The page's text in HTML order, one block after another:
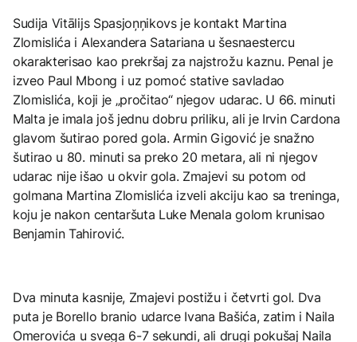
Sudija Vitālijs Spasjoņņikovs je kontakt Martina
Zlomislića i Alexandera Satariana u šesnaestercu
okarakterisao kao prekršaj za najstrožu kaznu. Penal je
izveo Paul Mbong i uz pomoć stative savladao
Zlomislića, koji je „pročitao“ njegov udarac. U 66. minuti
Malta je imala još jednu dobru priliku, ali je Irvin Cardona
glavom šutirao pored gola. Armin Gigović je snažno
šutirao u 80. minuti sa preko 20 metara, ali ni njegov
udarac nije išao u okvir gola. Zmajevi su potom od
golmana Martina Zlomislića izveli akciju kao sa treninga,
koju je nakon centaršuta Luke Menala golom krunisao
Benjamin Tahirović.
Dva minuta kasnije, Zmajevi postižu i četvrti gol. Dva
puta je Borello branio udarce Ivana Bašića, zatim i Naila
Omerovića u svega 6-7 sekundi, ali drugi pokušaj Naila